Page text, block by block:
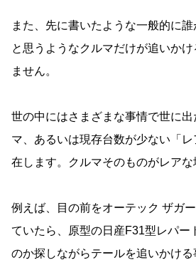
また、先に書いたような一般的に誰
と思うようなクルマだけが追いか
ません。
世の中にはさまざまな事情で世に
マ、あるいは現存台数が少ない「
在します。クルマそのものがレアな
例えば、目の前をオーテック ザガ
ていたら、原型の日産F31型レパー
のか探しながらテールを追いかける